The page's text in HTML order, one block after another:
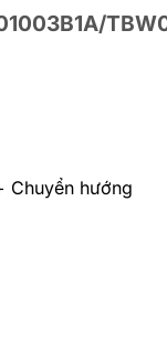
Chuyển hướng